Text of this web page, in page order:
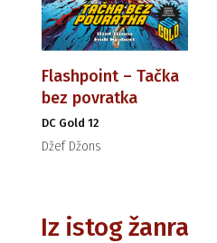
Flashpoint – Tačka
bez povratka
DC Gold 12
Džef Džons
Iz istog žanra